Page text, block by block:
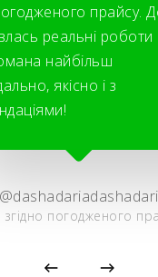
прайсу.
реальні роботи
найбільш
якісно і з
@dashadariadashadari
згідно погодженого